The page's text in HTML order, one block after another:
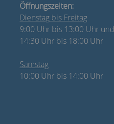
Öffnungszeiten:
Dienstag bis Freitag
9:00 Uhr bis 13:00 Uhr und
14:30 Uhr bis 18:00 Uhr
Samstag
10:00 Uhr bis 14:00 Uhr